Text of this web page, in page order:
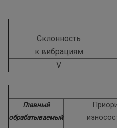
Склонность
к вибрациям
V
Главный
обрабатываемый